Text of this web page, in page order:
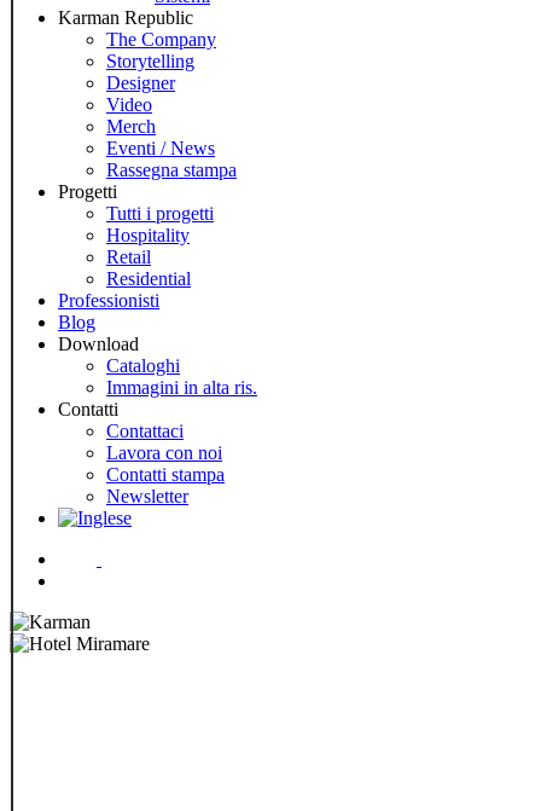
Karman Republic
The Company
Storytelling
Designer
Video
Merch
Eventi / News
Rassegna stampa
Progetti
Tutti i progetti
Hospitality
Retail
Residential
Professionisti
Blog
Download
Cataloghi
Immagini in alta ris.
Contatti
Contattaci
Lavora con noi
Contatti stampa
Newsletter